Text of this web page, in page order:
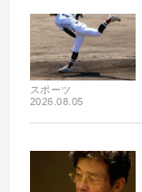
スポーツ
2026.08.05